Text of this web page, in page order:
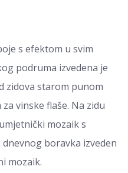
s efektom u svim
podruma izvedena je
zidova starom punom
vinske flaše. Na zidu
mozaik s
boravka izveden
mozaik.